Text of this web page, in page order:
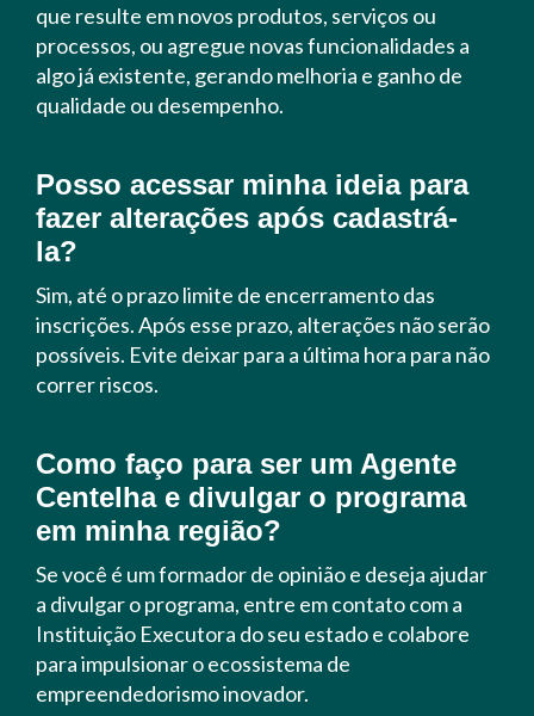
que resulte em novos produtos, serviços ou
processos, ou agregue novas funcionalidades a
algo já existente, gerando melhoria e ganho de
qualidade ou desempenho.
Posso acessar minha ideia para
fazer alterações após cadastrá-
la?
Sim, até o prazo limite de encerramento das
inscrições. Após esse prazo, alterações não serão
possíveis. Evite deixar para a última hora para não
correr riscos.
Como faço para ser um Agente
Centelha e divulgar o programa
em minha região?
Se você é um formador de opinião e deseja ajudar
a divulgar o programa, entre em contato com a
Instituição Executora do seu estado e colabore
para impulsionar o ecossistema de
empreendedorismo inovador.